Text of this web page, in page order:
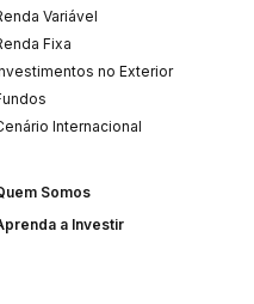
Variável
Fixa
no Exterior
Internacional
Somos
a Investir